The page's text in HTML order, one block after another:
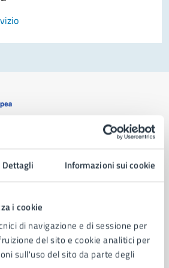
Dettagli Informazioni sui cookie
i cookie
di navigazione e di sessione per
del sito e cookie analitici per
sull'uso del sito da parte degli